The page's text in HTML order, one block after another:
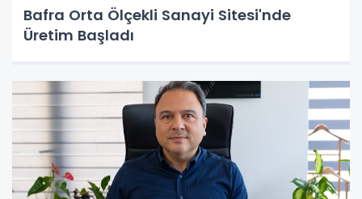
Bafra Orta Ölçekli Sanayi Sitesi'nde
Üretim Başladı